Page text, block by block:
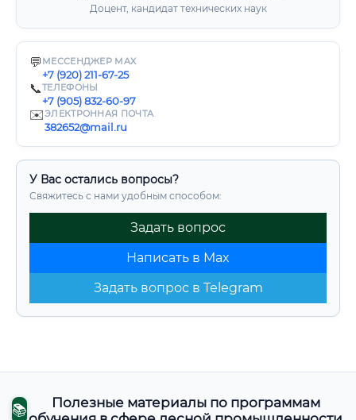
Доцент, кандидат технических наук
💬 МЕССЕНДЖЕР MAX
+7 (920) 211-67-25
📞ТЕЛЕФОНЫ
+7 (905) 832-60-97
✉️ЭЛЕКТРОННАЯ ПОЧТА
382652@mail.ru
У Вас остались вопросы?
Свяжитесь с нами удобным способом:
Задать вопрос
Написать в Max
Задать вопрос в Telegram
📚
Полезные материалы по программам